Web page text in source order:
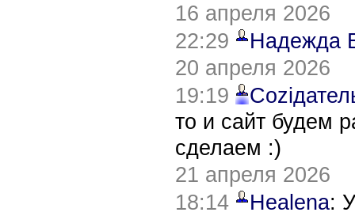
16 апреля 2026
22:29
Надежда
20 апреля 2026
19:19
то и сайт будем
сделаем :)
21 апреля 2026
18:14
Healena: